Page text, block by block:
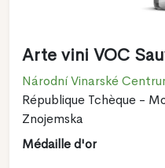
Arte vini VOC
Národní Vinarské
République Tchèque -
Znojemska
Médaille d'or